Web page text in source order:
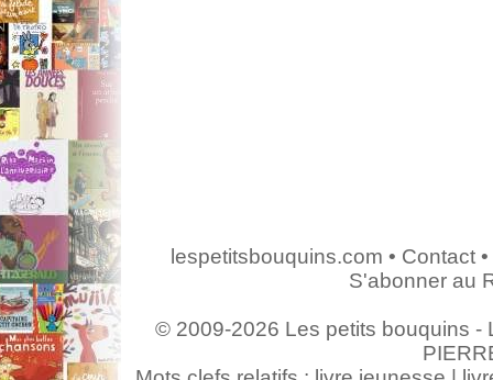
lespetitsbouquins.com • Contact•
S'abonner au
© 2009-2026 Les petits bouquins -